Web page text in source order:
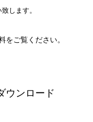
します。
をご覧ください。
ウンロード